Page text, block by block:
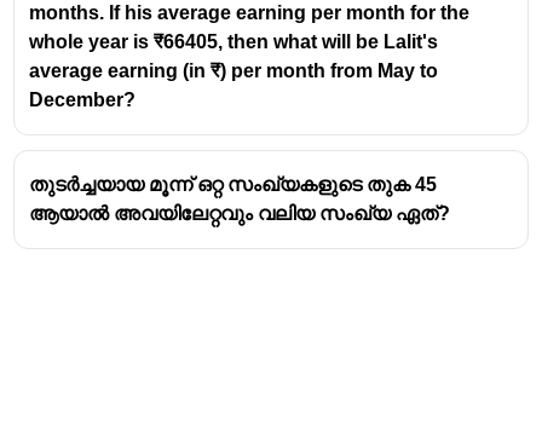
months. If his average earning per month for the
whole year is ₹66405, then what will be Lalit's
average earning (in ₹) per month from May to
December?
തുടർച്ചയായ മൂന്ന് ഒറ്റ സംഖ്യകളുടെ തുക 45
ആയാൽ അവയിലേറ്റവും വലിയ സംഖ്യ ഏത്?